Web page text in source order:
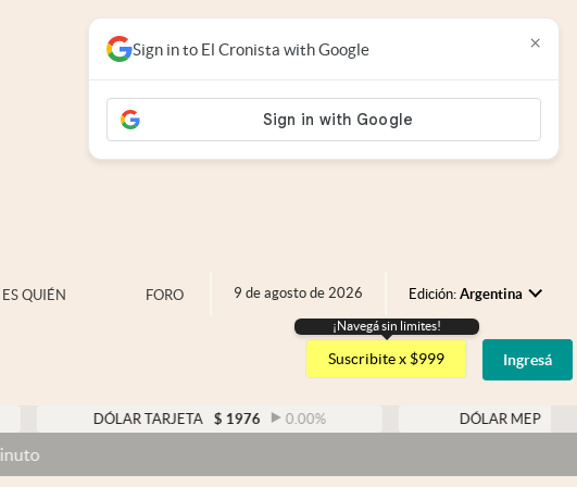
QUIÉN FORO 9 de agosto de 2026 Edición: Argentina
Argentina
España
USA
¡Navegá sin limites!
Suscribite x $999 Ingresá
DÓLAR TARJETA $ 1976 0.00% DÓLAR MEP $ 1526,03
Sign in to El Cronista with Google ×